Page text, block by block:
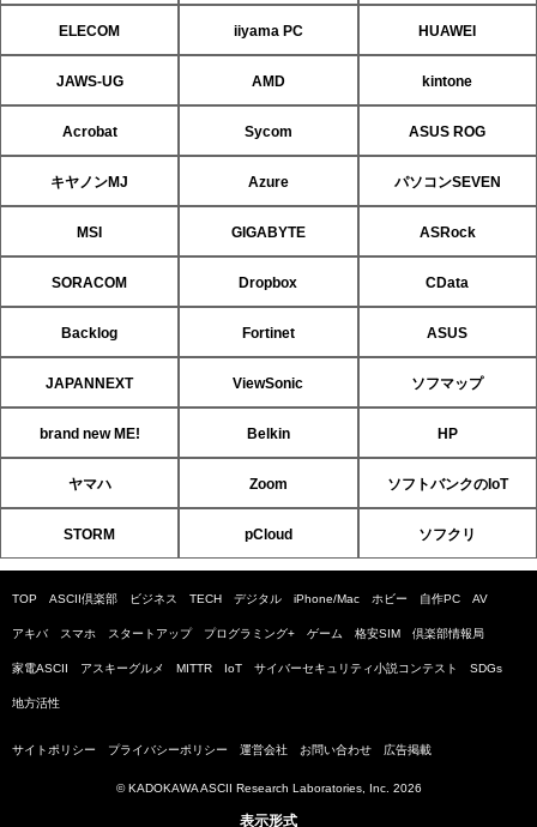
ELECOM iiyama PC HUAWEI
JAWS-UG AMD kintone
Acrobat Sycom ASUS ROG
キヤノンMJ Azure パソコンSEVEN
MSI GIGABYTE ASRock
SORACOM Dropbox CData
Backlog Fortinet ASUS
JAPANNEXT ViewSonic ソフマップ
brand new ME! Belkin HP
ヤマハ Zoom ソフトバンクのIoT
STORM pCloud ソフクリ
TOP ASCII倶楽部 ビジネス TECH デジタル iPhone/Mac ホビー 自作PC AV
アキバ スマホ スタートアップ プログラミング+ ゲーム 格安SIM 倶楽部情報局
家電ASCII アスキーグルメ MITTR IoT サイバーセキュリティ小説コンテスト SDGs
地方活性
サイトポリシー プライバシーポリシー 運営会社 お問い合わせ 広告掲載
© KADOKAWA ASCII Research Laboratories, Inc. 2026
表示形式